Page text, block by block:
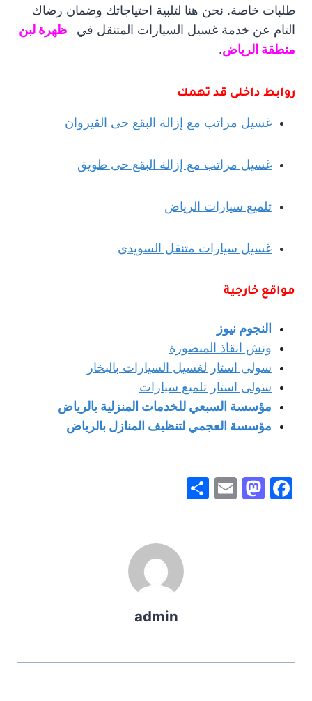
طلبات خاصة. نحن هنا لتلبية احتياجاتك وضمان رضاك
التام عن خدمة غسيل السيارات المتنقل في
ظهرة لبن
منطقة الرياض.
روابط داخلى قد تهمك
غسيل مراتب مع إزالة البقع حى القيروان
غسيل مراتب مع إزالة البقع حى طويق
تلميع سيارات الرياض
غسيل سيارات متنقل السويدى
مواقع خارجية
النجوم نيوز
ونش انقاذ المنصورة
سولى استار لغسيل السيارات بالبخار
سولى استار تلميع سيارات
مؤسسة السبعي للخدمات المنزلية بالرياض
مؤسسة العجمي لتنظيف المنازل بالرياض
F
b
M
d
E
e
admin